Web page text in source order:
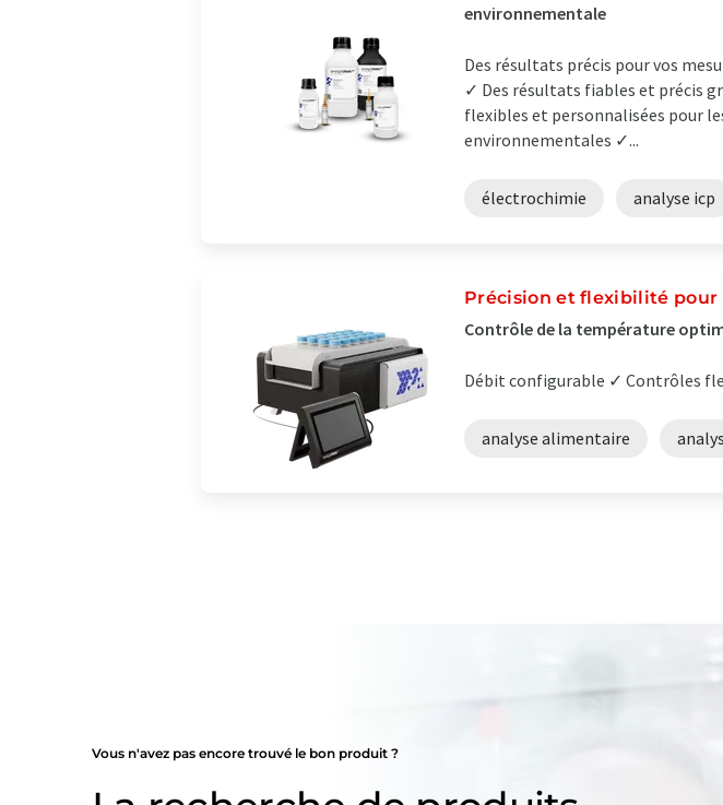
environnementale
Des résultats précis pour vos
✓ Des résultats fiables et précis
flexibles et personnalisées pour
environnementales ✓...
électrochimie analyse icp
Précision et flexibilité
Contrôle de la température
Débit configurable ✓ Contrôles
analyse alimentaire
Vous n'avez pas encore trouvé le bon produit ?